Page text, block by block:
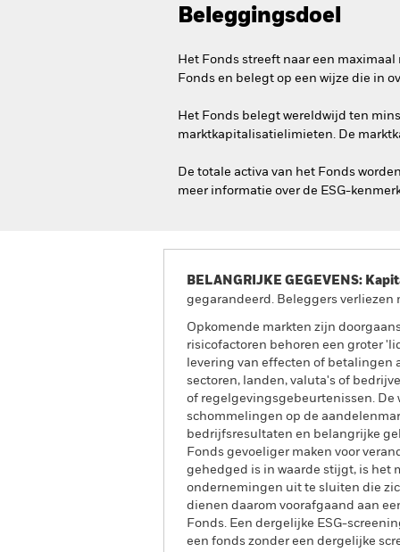
Beleggingsdoel
Het Fonds streeft naar een
Fonds en belegt op een wijze die in
Het Fonds belegt wereldwijd ten
marktkapitalisatielimieten. De
De totale activa van het Fonds
meer informatie over de ESG-
BELANGRIJKE GEGEVENS:
gegarandeerd. Beleggers
Opkomende markten zijn
risicofactoren behoren een groter
levering van effecten of betalingen
sectoren, landen, valuta's of
of regelgevingsgebeurtenissen. De
schommelingen op de
bedrijfsresultaten en belangrijke
Fonds gevoeliger maken voor
gehedged is in waarde stijgt, is het
ondernemingen uit te sluiten die
dienen daarom voorafgaand aan
Fonds. Een dergelijke ESG-
een fonds zonder een dergelijke